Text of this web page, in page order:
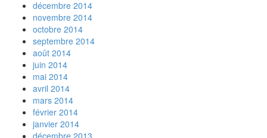
décembre 2014
novembre 2014
octobre 2014
septembre 2014
août 2014
juin 2014
mai 2014
avril 2014
mars 2014
février 2014
janvier 2014
décembre 2013